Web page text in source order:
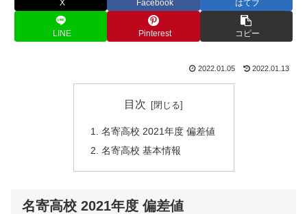
X Facebook はてブ
LINE Pinterest コピー
2022.01.05 2022.01.13
目次
名寄高校 2021年度 偏差値
名寄高校 基本情報
名寄高校 2021年度 偏差値